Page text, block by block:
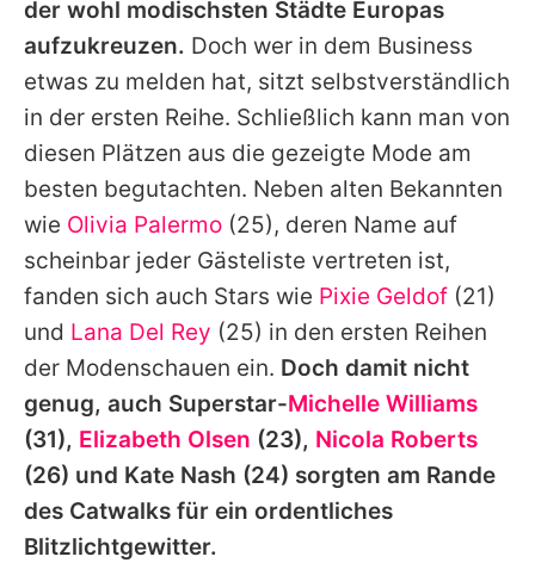
der wohl modischsten Städte Europas
aufzukreuzen. Doch wer in dem Business
etwas zu melden hat, sitzt selbstverständlich
in der ersten Reihe. Schließlich kann man von
diesen Plätzen aus die gezeigte Mode am
besten begutachten. Neben alten Bekannten
wie Olivia Palermo (25), deren Name auf
scheinbar jeder Gästeliste vertreten ist,
fanden sich auch Stars wie Pixie Geldof (21)
und Lana Del Rey (25) in den ersten Reihen
der Modenschauen ein. Doch damit nicht
genug, auch Superstar-Michelle Williams
(31), Elizabeth Olsen (23), Nicola Roberts
(26) und Kate Nash (24) sorgten am Rande
des Catwalks für ein ordentliches
Blitzlichtgewitter.